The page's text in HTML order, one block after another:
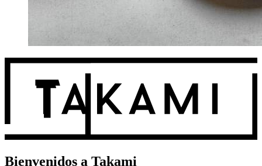
Bienvenidos a Takami